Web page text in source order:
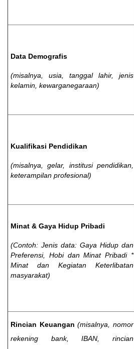
Data Demografis
(misalnya, usia, tanggal lahir, jenis
kelamin, kewarganegaraan)
Kualifikasi Pendidikan
(misalnya, gelar, institusi pendidikan,
keterampilan profesional)
Minat & Gaya Hidup Pribadi
(Contoh: Jenis data: Gaya Hidup dan
Preferensi, Hobi dan Minat Pribadi *
Minat dan Kegiatan Keterlibatan
masyarakat)
Rincian Keuangan(misalnya, nomor
rekening bank, IBAN, rincian